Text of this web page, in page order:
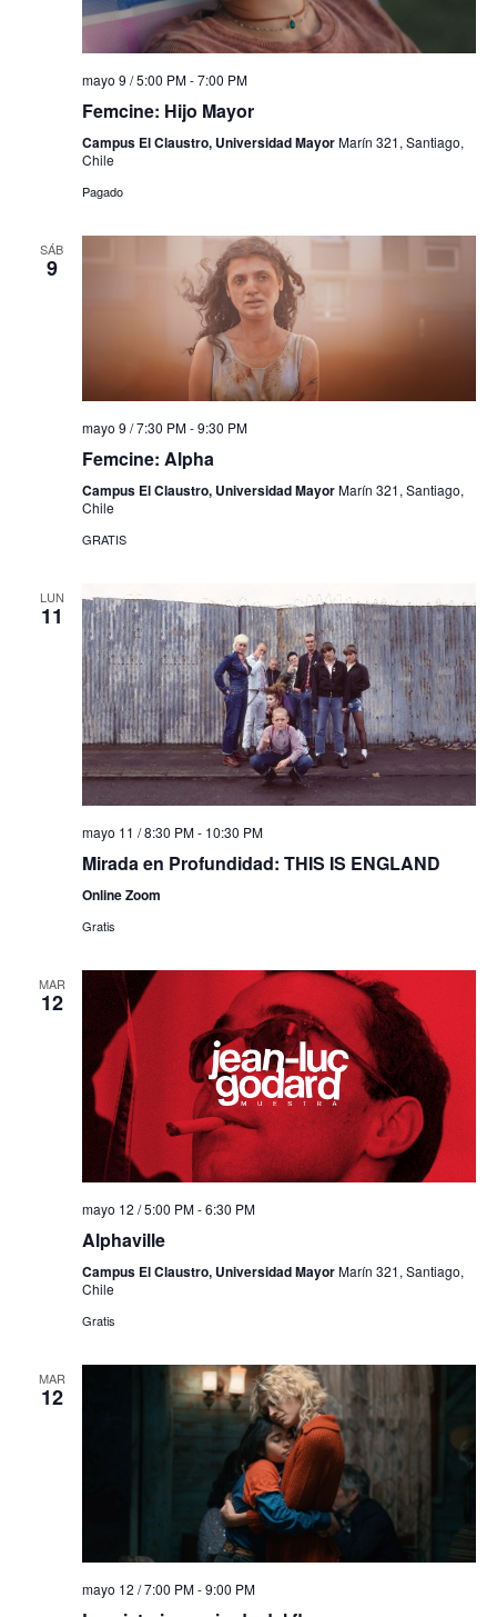
mayo 9 / 5:00 PM-7:00 PM
Femcine: Hijo Mayor
Campus El Claustro, Universidad MayorMarín 321, Santiago,
Chile
Pagado
SÁB
9
mayo 9 / 7:30 PM-9:30 PM
Femcine: Alpha
Campus El Claustro, Universidad MayorMarín 321, Santiago,
Chile
GRATIS
LUN
11
mayo 11 / 8:30 PM- 10:30 PM
Mirada en Profundidad: THIS IS ENGLAND
Online Zoom
Gratis
MAR
12
mayo 12 / 5:00 PM-6:30 PM
Alphaville
Campus El Claustro, Universidad MayorMarín 321, Santiago,
Chile
Gratis
MAR
12
mayo 12 / 7:00 PM-9:00 PM